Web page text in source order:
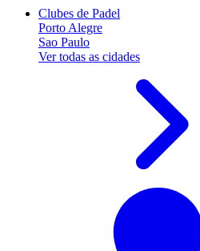
Clubes de Padel
Porto Alegre
Sao Paulo
Ver todas as cidades